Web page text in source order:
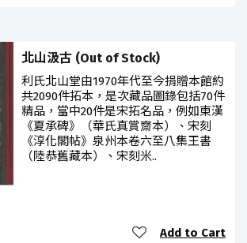
北山汲古 (Out of Stock)
利氏北山堂由1970年代至今捐贈本館約
共2090件拓本，是次藏品圖錄包括70件
精品，當中20件是宋拓名品，例如東漢
《夏承碑》（華氏真賞齋本）、宋刻
《淳化閣帖》泉州本卷六至八集王書
（陸恭舊藏本）、宋刻米..
Add to Cart